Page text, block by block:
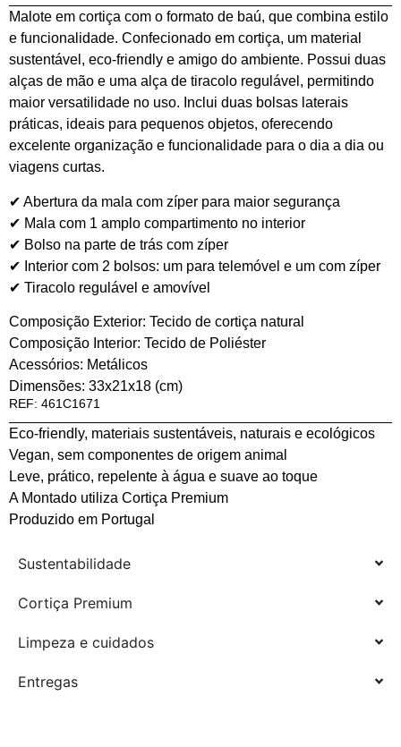
Malote em cortiça com o formato de baú, que combina estilo
e funcionalidade. Confecionado em cortiça, um material
sustentável, eco-friendly e amigo do ambiente. Possui duas
alças de mão e uma alça de tiracolo regulável, permitindo
maior versatilidade no uso. Inclui duas bolsas laterais
práticas, ideais para pequenos objetos, oferecendo
excelente organização e funcionalidade para o dia a dia ou
viagens curtas.
✔ Abertura da mala com zíper para maior segurança
✔ Mala com 1 amplo compartimento no interior
✔ Bolso na parte de trás com zíper
✔ Interior com 2 bolsos: um para telemóvel e um com zíper
✔ Tiracolo regulável e amovível
Composição Exterior: Tecido de cortiça natural
Composição Interior: Tecido de Poliéster
Acessórios: Metálicos
Dimensões: 33x21x18 (cm)
REF: 461C1671
Eco-friendly, materiais sustentáveis, naturais e ecológicos
Vegan, sem componentes de origem animal
Leve, prático, repelente à água e suave ao toque
A Montado utiliza Cortiça Premium
Produzido em Portugal
Sustentabilidade
Cortiça Premium
Limpeza e cuidados
Entregas